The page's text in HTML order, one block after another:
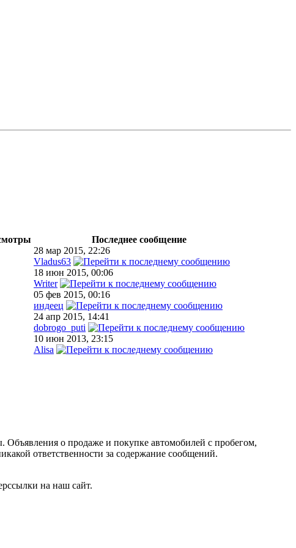
Последнее сообщение
28 мар 2015, 22:26
Vladus63
18 июн 2015, 00:06
Writer
05 фев 2015, 00:16
индеец
24 апр 2015, 14:41
dobrogo_puti
10 июн 2013, 23:15
Alisa
о продаже и покупке автомобилей с пробегом,
ответственности за содержание сообщений.
на наш сайт.